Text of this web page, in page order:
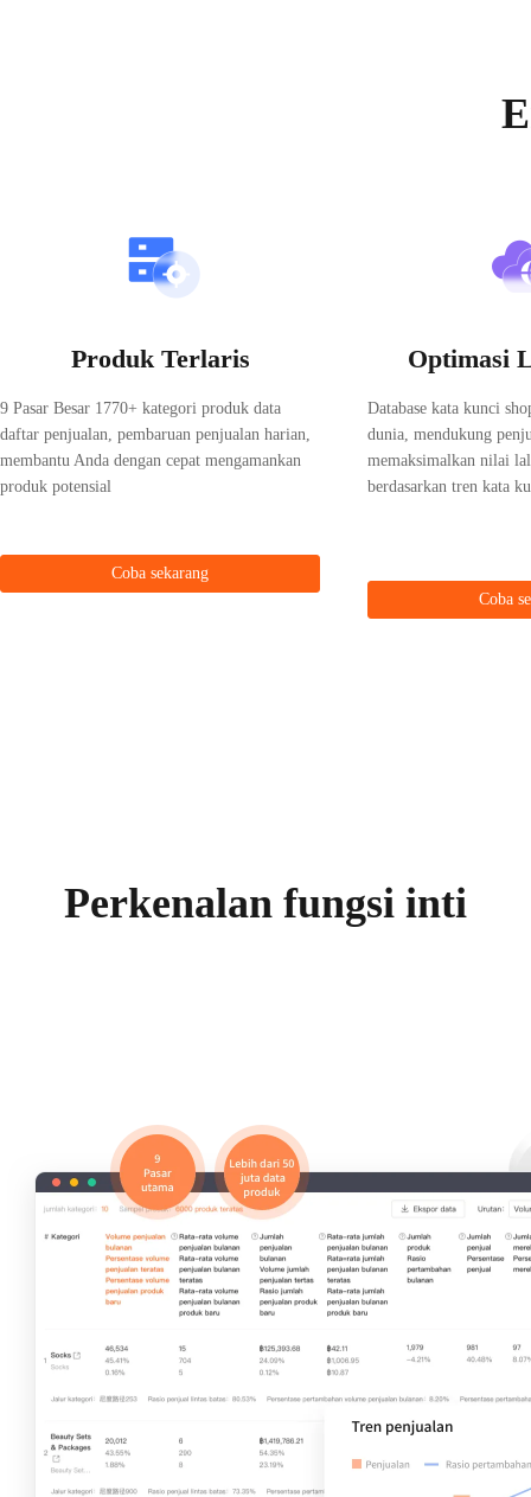
Produk Terlaris
9 Pasar Besar 1770+ kategori produk data
daftar penjualan, pembaruan penjualan harian,
membantu Anda dengan cepat mengamankan
produk potensial
Coba sekarang
Optimasi
Database kata kunci
dunia, mendukung
memaksimalkan nilai
berdasarkan tren kata
Coba
Perkenalan fungsi inti